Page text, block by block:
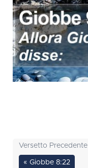
Versetto Precedente
« Giobbe 8:22